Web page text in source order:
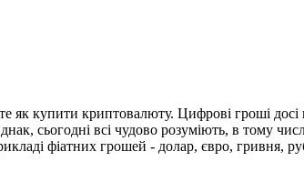
як купити криптовалюту. Цифрові гроші
сьогодні всі чудово розуміють, в тому
фіатних грошей - долар, євро, гривня,